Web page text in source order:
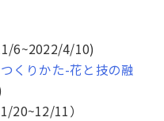
6~2022/4/10)
くりかた-花と技の融
20~12/11）